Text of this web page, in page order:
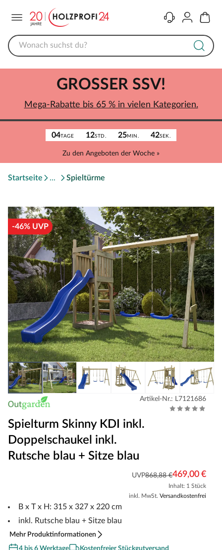
KontaktKonto
04TAGE 12STD. 25MIN. 42SEK.
Zu den Angeboten der Woche »
GROSSER SSV!
Mega-Rabatte bis 65 % in vielen Kategorien.
Startseite Spieltürme
-46% UVP
Artikel-Nr.: L7121686
Spielturm Skinny KDI inkl.
Doppelschaukel inkl.
Rutsche blau + Sitze blau
UVP868,88 €469,00 €
Inhalt: 1 Stück
inkl. MwSt. Versandkostenfrei
B x T x H: 315 x 327 x 220 cm
inkl. Rutsche blau + Sitze blau
Mehr Produktinformationen
4 bis 6 Werktage
Kostenfreier Stückgutversand